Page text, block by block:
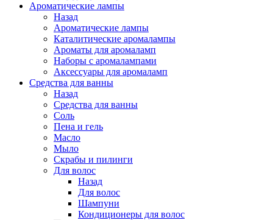
Ароматические лампы
Назад
Ароматические лампы
Каталитические аромалампы
Ароматы для аромаламп
Наборы с аромалампами
Аксессуары для аромаламп
Средства для ванны
Назад
Средства для ванны
Соль
Пена и гель
Масло
Мыло
Скрабы и пилинги
Для волос
Назад
Для волос
Шампуни
Кондиционеры для волос